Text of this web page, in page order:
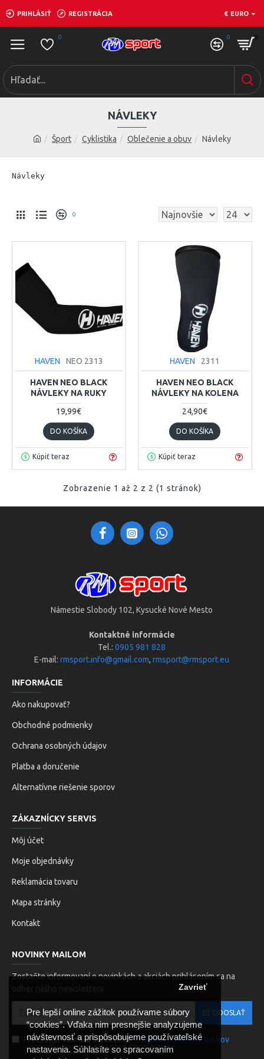
Pre lepší online zážitok používame súbory
“cookies”. Vďaka nim presnejšie analyzujeme
návštevnosť a prispôsobujeme používateľské
nastavenia. Súhlasíte so spracovaním
Zavrieť
PRIHLÁSIŤ REGISTRÁCIA € EURO
0 0 0
Šport Cyklistika Oblečenie a obuv Návleky
NÁVLEKY
Návleky
0
HAVEN NEO 2313
HAVEN NEO BLACK
NÁVLEKY NA RUKY
19,99€
DO KOŠÍKA
Kúpiť teraz
HAVEN 2311
HAVEN NEO BLACK
NÁVLEKY NA KOLENA
24,90€
DO KOŠÍKA
Kúpiť teraz
Zobrazenie 1 až 2 z 2 (1 stránok)
Námestie Slobody 102, Kysucké Nové Mesto
Kontaktné informácie
Tel.:0905 981 828
E-mail:rmsport.info@gmail.com,rmsport@rmsport.eu
INFORMÁCIE
Ako nakupovať?
Obchodné podmienky
Ochrana osobných údajov
Platba a doručenie
Alternatívne riešenie sporov
ZÁKAZNÍCKY SERVIS
Môj účet
Moje objednávky
Reklamácia tovaru
Mapa stránky
Kontakt
NOVINKY MAILOM
Zostaňte informovaní o novinkách a akciách prihlásením sa na
ODOSLAŤ
Prečítal(a) som si a súhlasím sOchrana osobných údajov